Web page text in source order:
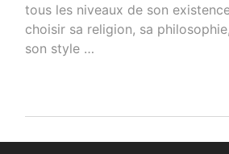
tous les niveaux de son
choisir sa religion, sa
son style …